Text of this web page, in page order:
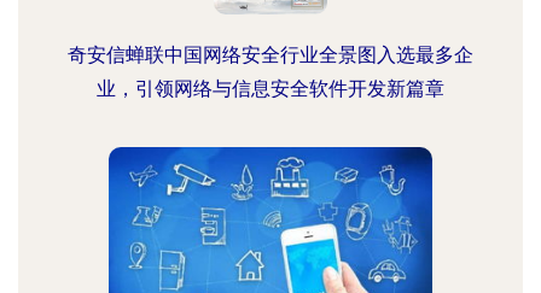
奇安信蝉联中国网络安全行业全景图入选最多企
业，引领网络与信息安全软件开发新篇章